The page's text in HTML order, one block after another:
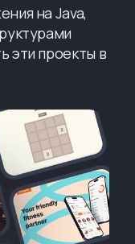
на Java,
эти проекты в